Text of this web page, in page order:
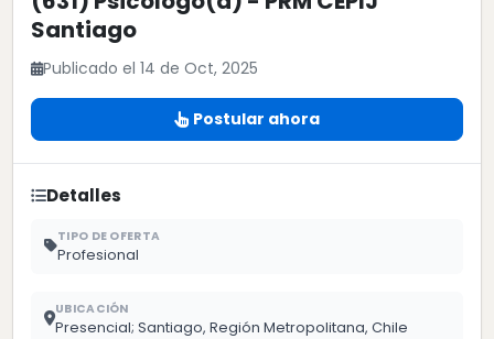
Santiago
Publicado el 14 de Oct, 2025
Postular ahora
Detalles
TIPO DE OFERTA
Profesional
UBICACIÓN
Presencial; Santiago, Región Metropolitana, Chile